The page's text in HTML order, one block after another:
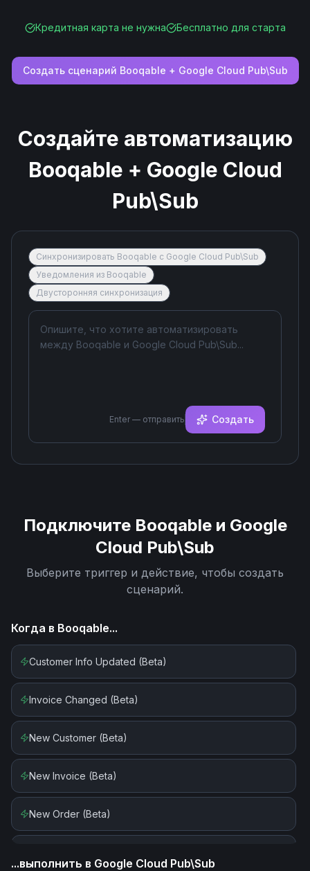
Кредитная карта не нужна Бесплатно для старта
Создать сценарий Booqable + Google Cloud Pub\Sub
Создайте автоматизацию
Booqable + Google Cloud
Pub\Sub
Синхронизировать Booqable с Google Cloud Pub\Sub
Уведомления из Booqable
Двусторонняя синхронизация
Enter — отправить Создать
Подключите Booqableи Google
Cloud Pub\Sub
Выберите триггер и действие, чтобы создать
сценарий.
Когда в Booqable...
Customer Info Updated (Beta)
Invoice Changed (Beta)
New Customer (Beta)
New Invoice (Beta)
New Order (Beta)
...выполнить в Google Cloud Pub\Sub